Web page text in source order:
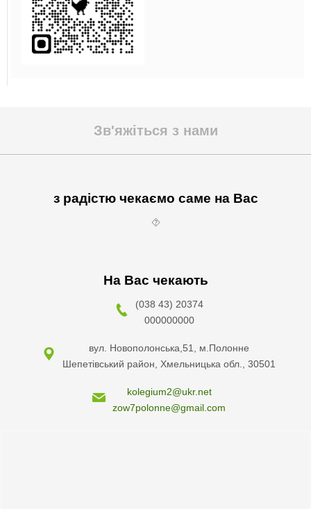
Зв'яжіться з нами
з радістю чекаємо саме на Вас
⯑
На Вас чекають
(038 43) 20374
000000000
вул. Новополонська,51, м.Полонне
Шепетівський район, Хмельницька обл., 30501
kolegium2@ukr.net
zow7polonne@gmail.com